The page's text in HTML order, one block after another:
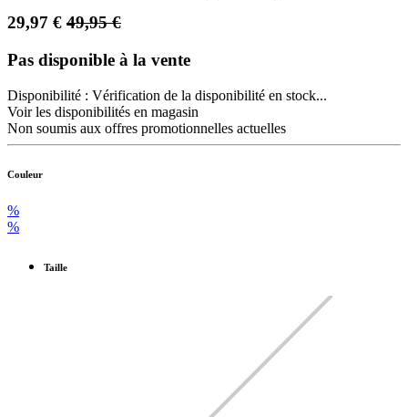
29,97 € 49,95€
Pas disponible à la vente
Disponibilité : Vérification de la disponibilité en stock...
Voir les disponibilités en magasin
Non soumis aux offres promotionnelles actuelles
Couleur
%
%
Taille